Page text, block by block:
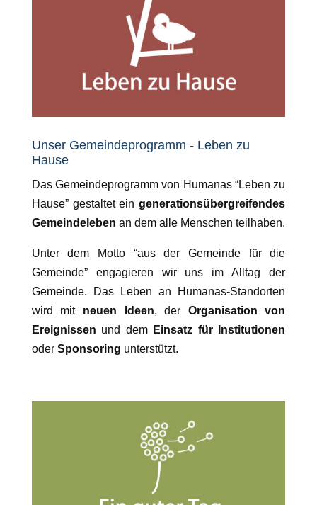
Unser Gemeindeprogramm - Leben zu
Hause
Das Gemeindeprogramm von Humanas “Leben zu
Hause” gestaltet eingenerationsübergreifendes
Gemeindeleben an dem alle Menschen teilhaben.
Unter dem Motto “aus der Gemeinde für die
Gemeinde” engagieren wir uns im Alltag der
Gemeinde. Das Leben an Humanas-Standorten
wird mit neuen Ideen, der Organisation von
Ereignissen und dem Einsatz für Institutionen
oder Sponsoring unterstützt.